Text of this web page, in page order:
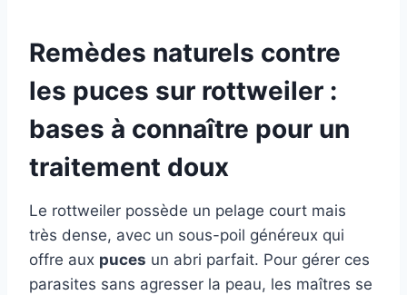
Remèdes naturels contre
les puces sur rottweiler :
bases à connaître pour un
traitement doux
Le rottweiler possède un pelage court mais
très dense, avec un sous-poil généreux qui
offre aux puces un abri parfait. Pour gérer ces
parasites sans agresser la peau, les maîtres se